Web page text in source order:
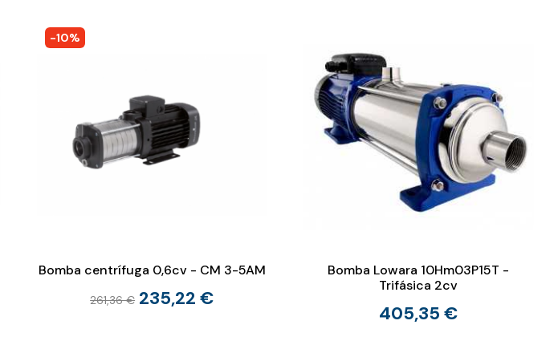
-10%
Bomba centrífuga 0,6cv - CM 3-5AM
261,36 € 235,22 €
Bomba Lowara 10Hm03P15T -
Trifásica 2cv
405,35 €